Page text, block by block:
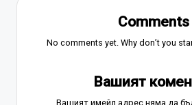
Comments
No comments yet. Why don’t you
Вашият
Вашият имейл адрес няма да